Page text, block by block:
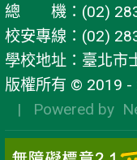
總 機：(02)
校安專線：(02)
學校地址：臺北市
版權所有 © 2019 -
| Powered by